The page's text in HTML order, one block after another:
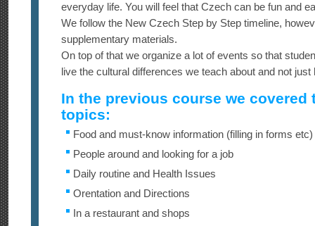
everyday life. You will feel that Czech can be fun and
We follow the New Czech Step by Step timeline,
supplementary materials.
On top of that we organize a lot of events so that
live the cultural differences we teach about and not just
In the previous course we covered
topics:
Food and must-know information (filling in forms etc)
People around and looking for a job
Daily routine and Health Issues
Orentation and Directions
In a restaurant and shops